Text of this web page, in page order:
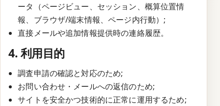
ータ（ページビュー、セッション、概算位置情
報、ブラウザ/端末情報、ページ内行動）;
直接メールや追加情報提供時の連絡履歴。
4. 利用目的
調査申請の確認と対応のため;
お問い合わせ・メールへの返信のため;
サイトを安全かつ技術的に正常に運用するため;